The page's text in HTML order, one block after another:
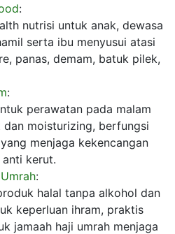
:
nutrisi untuk anak, dewasa
serta ibu menyusui atasi
panas, demam, batuk pilek,
:
perawatan pada malam
dan moisturizing, berfungsi
menjaga kekencangan
kerut.
:
halal tanpa alkohol dan
keperluan ihram, praktis
jamaah haji umrah menjaga